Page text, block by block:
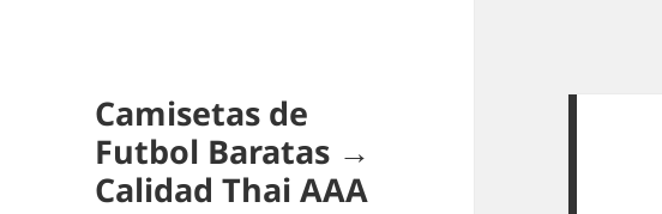
Camisetas de
Futbol Baratas →
Calidad Thai AAA